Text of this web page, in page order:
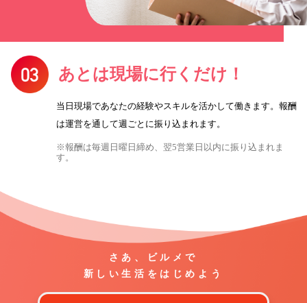
あとは現場に行くだけ！
当日現場であなたの経験やスキルを活かして働きます。報酬
は運営を通して週ごとに振り込まれます。
※報酬は毎週日曜日締め、翌5営業日以内に振り込まれま
す。
さあ、ビルメで
新しい生活をはじめよう